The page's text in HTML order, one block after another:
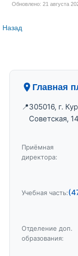
Обновлено: 21 августа
Назад
Главная
305016, г.
Советская, 14
Приёмная
директора:
Учебная часть:
Отделение доп.
образования: